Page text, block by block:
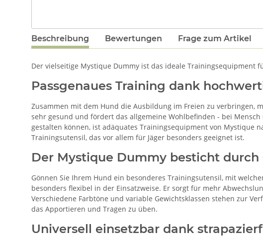
Beschreibung Bewertungen Frage zum Artikel
Der vielseitige Mystique Dummy ist das ideale Trainingsequipment
Passgenaues Training dank
Zusammen mit dem Hund die Ausbildung im Freien zu verbringen,
sehr gesund und fördert das allgemeine Wohlbefinden - bei
gestalten können, ist adäquates Trainingsequipment von Mystique
Trainingsutensil, das vor allem für Jäger besonders geeignet ist.
Der Mystique Dummy besticht
Gönnen Sie Ihrem Hund ein besonderes Trainingsutensil, mit
besonders flexibel in der Einsatzweise. Er sorgt für mehr
Verschiedene Farbtöne und variable Gewichtsklassen stehen zur
das Apportieren und Tragen zu üben.
Universell einsetzbar dank